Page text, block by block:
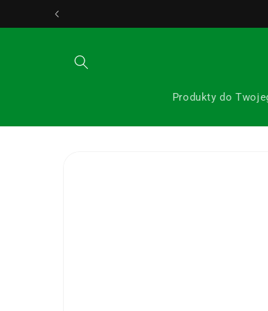
treści
24/7
Produkty do